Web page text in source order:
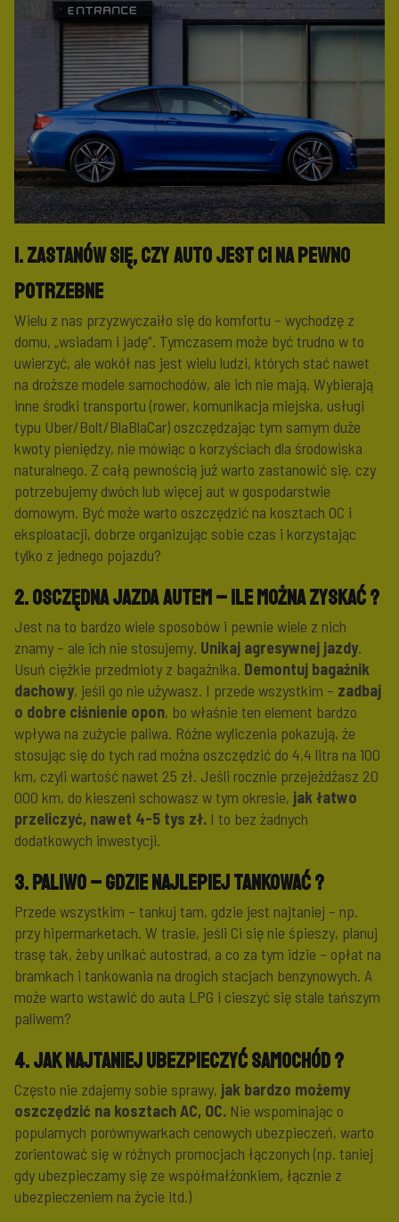
1. Zastanów się, czy auto jest Ci na pewno
potrzebne
Wielu z nas przyzwyczaiło się do komfortu – wychodzę z
domu, „wsiadam i jadę”. Tymczasem może być trudno w to
uwierzyć, ale wokół nas jest wielu ludzi, których stać nawet
na droższe modele samochodów, ale ich nie mają. Wybierają
inne środki transportu (rower, komunikacja miejska, usługi
typu Uber/Bolt/BlaBlaCar) oszczędzając tym samym duże
kwoty pieniędzy, nie mówiąc o korzyściach dla środowiska
naturalnego. Z całą pewnością już warto zastanowić się, czy
potrzebujemy dwóch lub więcej aut w gospodarstwie
domowym. Być może warto oszczędzić na kosztach OC i
eksploatacji, dobrze organizując sobie czas i korzystając
tylko z jednego pojazdu?
2. Osczędna jazda autem – ile można zyskać ?
Jest na to bardzo wiele sposobów i pewnie wiele z nich
znamy – ale ich nie stosujemy. Unikaj agresywnej jazdy.
Usuń ciężkie przedmioty z bagażnika. Demontuj bagażnik
dachowy, jeśli go nie używasz. I przede wszystkim – zadbaj
o dobre ciśnienie opon, bo właśnie ten element bardzo
wpływa na zużycie paliwa. Różne wyliczenia pokazują, że
stosując się do tych rad można oszczędzić do 4,4 litra na 100
km, czyli wartość nawet 25 zł. Jeśli rocznie przejeżdżasz 20
000 km, do kieszeni schowasz w tym okresie, jak łatwo
przeliczyć, nawet 4-5 tys zł. I to bez żadnych
dodatkowych inwestycji.
3. Paliwo – gdzie najlepiej tankować ?
Przede wszystkim – tankuj tam, gdzie jest najtaniej – np.
przy hipermarketach. W trasie, jeśli Ci się nie śpieszy, planuj
trasę tak, żeby unikać autostrad, a co za tym idzie – opłat na
bramkach i tankowania na drogich stacjach benzynowych. A
może warto wstawić do auta LPG i cieszyć się stale tańszym
paliwem?
4. Jak najtaniej ubezpieczyć samochód ?
Często nie zdajemy sobie sprawy, jak bardzo możemy
oszczędzić na kosztach AC, OC. Nie wspominając o
popularnych porównywarkach cenowych ubezpieczeń, warto
zorientować się w różnych promocjach łączonych (np. taniej
gdy ubezpieczamy się ze współmałżonkiem, łącznie z
ubezpieczeniem na życie itd.)